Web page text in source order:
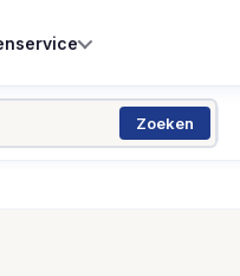
Zoeken